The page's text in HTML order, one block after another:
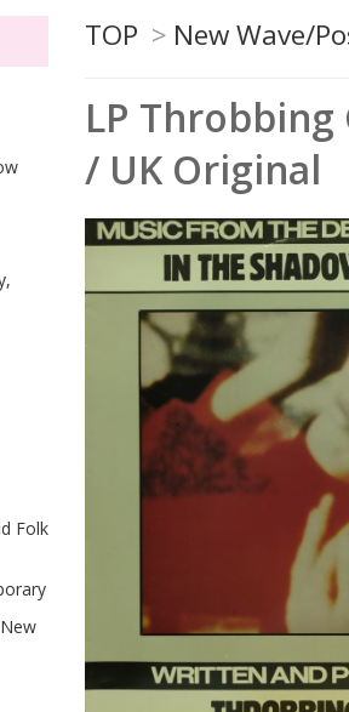
TOP > New Wave/
LP Throbbing
/ UK Original
Folk